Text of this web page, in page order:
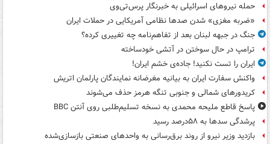
حمله نیروهای اسرائیلی به خبرنگار پرس‌تی‌وی
«ضربه مغزی» شدن صدها نظامی آمریکایی در حملات ایران
جنگ در جبهه لبنان بعد از تفاهم‌نامه چه تغییری کرده؟
ترامپ در حال سوختن در آتشی خودساخته
ایران را تست نکنید! جاده‌ی خشم ایران!
واکنش سفارت ایران به بیانیه مغرضانه نمایندگان پارلمان اتریش
کریدورهای شمالی و جنوبی تنگه هرمز حذف می‌شوند
پاسخ قاطع ملیحه محمدی به نسخه تسلیم‌طلبی روی آنتن BBC
پرشدگی سدها به ۵۸درصد رسید
بازدید وزیر نیرو از روند برق‌رسانی به واحدهای صنعتی بازسازی‌شده